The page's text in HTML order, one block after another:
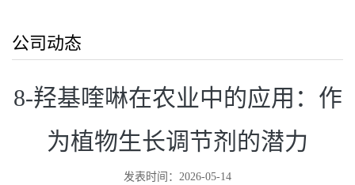
公司动态
8-羟基喹啉在农业中的应用：作
为植物生长调节剂的潜力
发表时间：2026-05-14